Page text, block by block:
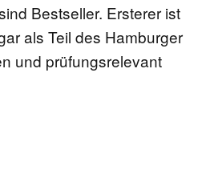
Bestseller. Ersterer ist
als Teil des Hamburger
und prüfungsrelevant